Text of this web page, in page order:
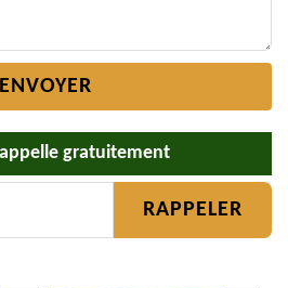
gratuitement